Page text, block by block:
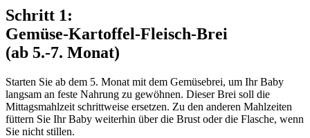
Schritt 1:
Gemüse-Kartoffel-Fleisch-Brei
(ab 5.-7. Monat)
Starten Sie ab dem 5. Monat mit dem Gemüsebrei, um Ihr Baby
langsam an feste Nahrung zu gewöhnen. Dieser Brei soll die
Mittagsmahlzeit schrittweise ersetzen. Zu den anderen Mahlzeiten
füttern Sie Ihr Baby weiterhin über die Brust oder die Flasche, wenn
Sie nicht stillen.